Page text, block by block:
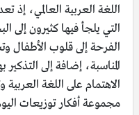
اللغة العربية العالمي، إذ
التي يلجأ فيها كثيرون
الفرحة إلى قلوب الأطفال
المناسبة، إضافة إلى
الاهتمام على اللغة
مجموعة أفكار توزيعات